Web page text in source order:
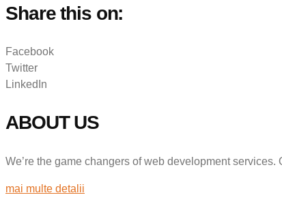
Share this on:
Facebook
Twitter
LinkedIn
ABOUT US
We’re the game changers of web development
mai multe detalii